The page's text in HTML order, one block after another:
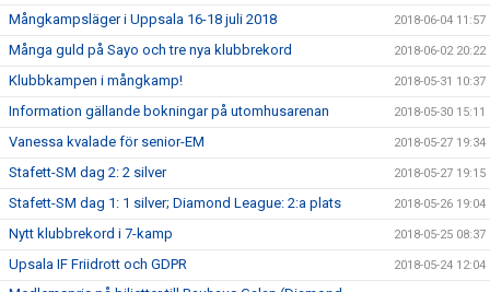
Mångkampsläger i Uppsala 16-18 juli 2018 2018-06-04 11:57
Många guld på Sayo och tre nya klubbrekord 2018-06-02 20:22
Klubbkampen i mångkamp! 2018-05-31 10:37
Information gällande bokningar på utomhusarenan 2018-05-30 15:11
Vanessa kvalade för senior-EM 2018-05-27 19:34
Stafett-SM dag 2: 2 silver 2018-05-27 19:15
Stafett-SM dag 1: 1 silver; Diamond League: 2:a plats 2018-05-26 19:04
Nytt klubbrekord i 7-kamp 2018-05-25 08:37
Upsala IF Friidrott och GDPR 2018-05-24 12:04